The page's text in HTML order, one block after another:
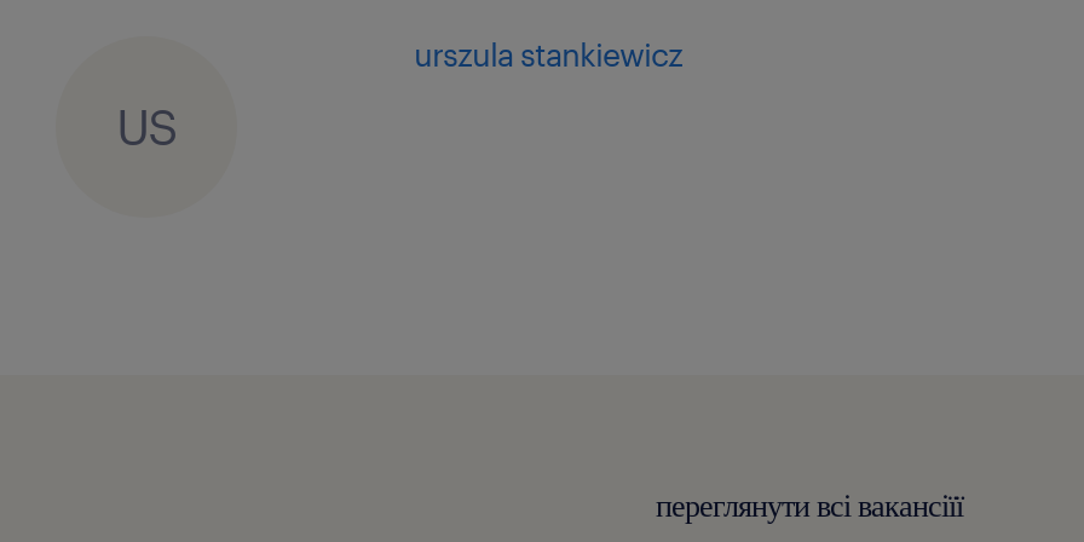
💡 Jedyny kluczowy wymóg: Ta rola opiera się na budowaniu
relacji z partnerami. Musisz płynnie posługiwać się językiem
niemieckim (minimum poziom B2), a także swobodnie używać
kompleksowa obsługa ścieżki klienta (customer journey) –
US
urszula stankiewicz
переглянути всі вакансіїї